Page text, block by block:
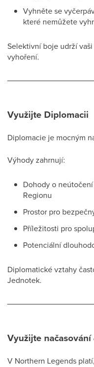
Vyhněte se
které nemůžete
Selektivní boje udrží
vyhoření.
Využijte Diplomacii
Diplomacie je mocným
Výhody zahrnují:
Dohody o
Regionu
Prostor pro
Příležitosti pro
Potenciální
Diplomatické vztahy
Jednotek.
Využijte
V Northern Legends